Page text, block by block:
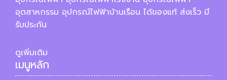
อุตสาหกรรม อุปกรณ์ไฟฟ้าบ้านเรือน ได้ของแท้ ส่งเร็ว มี
รับประกัน
ดูเพิ่มเติม
เมนูหลัก